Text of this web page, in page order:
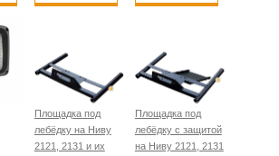
Площадка под
лебёдку на Ниву
2121, 2131 и их
Площадка под
лебёдку с защитой
на Ниву 2121, 2131